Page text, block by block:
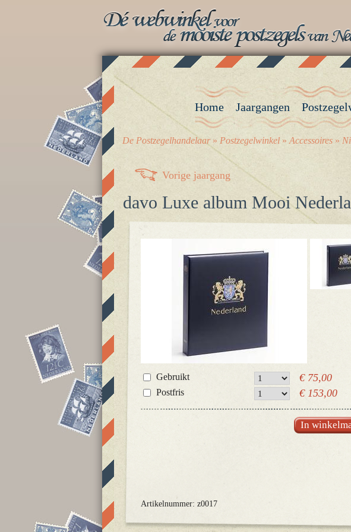
Vorige jaargang
davo Luxe album Mooi
Gebruikt € 75,00
Postfris € 153,00
Artikelnummer: z0017
In
Home Jaargangen
De Postzegelhandelaar» Postzegelwinkel » Accessoires »